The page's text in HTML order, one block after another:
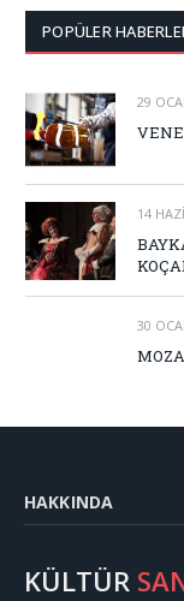
POPÜLER
29
14
30
HAKKINDA
KÜLTÜR